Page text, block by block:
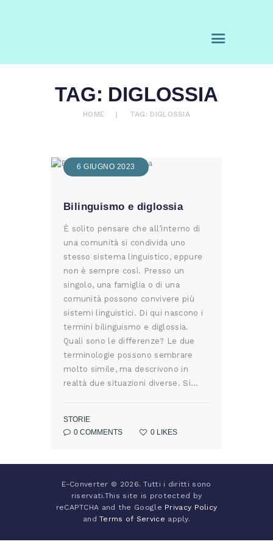
TAG: DIGLOSSIA
HOME TAG: DIGLOSSIA
E-CONVERTER - AGENZIA DI
RICHIEDI UN
PREVENTIVO
6 GIUGNO 2023
Bilinguismo e diglossia
È solito pensare che all’interno di
una comunità si condivida uno
stesso sistema linguistico, eppure
non è sempre così. Presso un
singolo, una famiglia o di una
comunità possono convivere più
sistemi linguistici. Di qui nascono i
termini bilinguismo e diglossia.
Quali sono le differenze? Le due
terminologie possono sembrare
molto simile, ma descrivono in
realtà due situazioni diverse. Si…
STORIE
0 COMMENTS 0 LIKES
E-Converter © 2026. Tutti i diritti sono
riservati.This site is protected by
reCAPTCHA and the Google Privacy Policy
andTerms of Service apply.